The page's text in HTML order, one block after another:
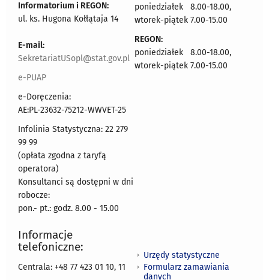
Informatorium i REGON:
ul. ks. Hugona Kołłątaja 14
E-mail:
SekretariatUSopl@stat.gov.pl
e-PUAP
e-Doręczenia:
AE:PL-23632-75212-WWVET-25
Infolinia Statystyczna: 22 279
99 99
(opłata zgodna z taryfą
operatora)
Konsultanci są dostępni w dni
robocze:
pon.- pt.: godz. 8.00 - 15.00
poniedziałek 8.00-18.00,
wtorek-piątek 7.00-15.00
REGON:
poniedziałek 8.00-18.00,
wtorek-piątek 7.00-15.00
Informacje
telefoniczne:
Centrala: +48 77 423 01 10, 11
Urzędy statystyczne
Formularz zamawiania
danych